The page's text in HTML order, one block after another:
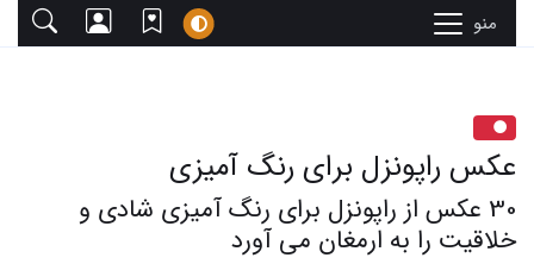
منو
عکس راپونزل برای رنگ آمیزی
30 عکس از راپونزل برای رنگ آمیزی شادی و
خلاقیت را به ارمغان می آورد